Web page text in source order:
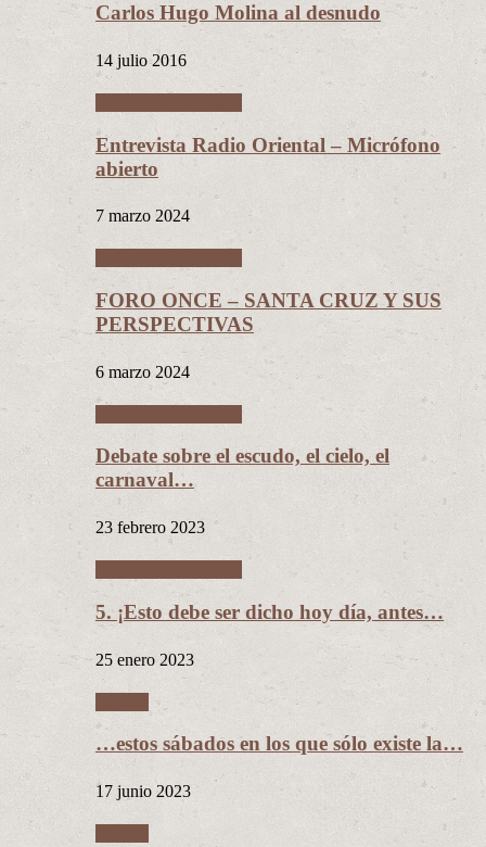
Carlos Hugo Molina al desnudo
14 julio 2016
Entrevista Radio Oriental – Micrófono
abierto
7 marzo 2024
FORO ONCE – SANTA CRUZ Y SUS
PERSPECTIVAS
6 marzo 2024
Debate sobre el escudo, el cielo, el
carnaval…
23 febrero 2023
5. ¡Esto debe ser dicho hoy día, antes…
25 enero 2023
…estos sábados en los que sólo existe la…
17 junio 2023